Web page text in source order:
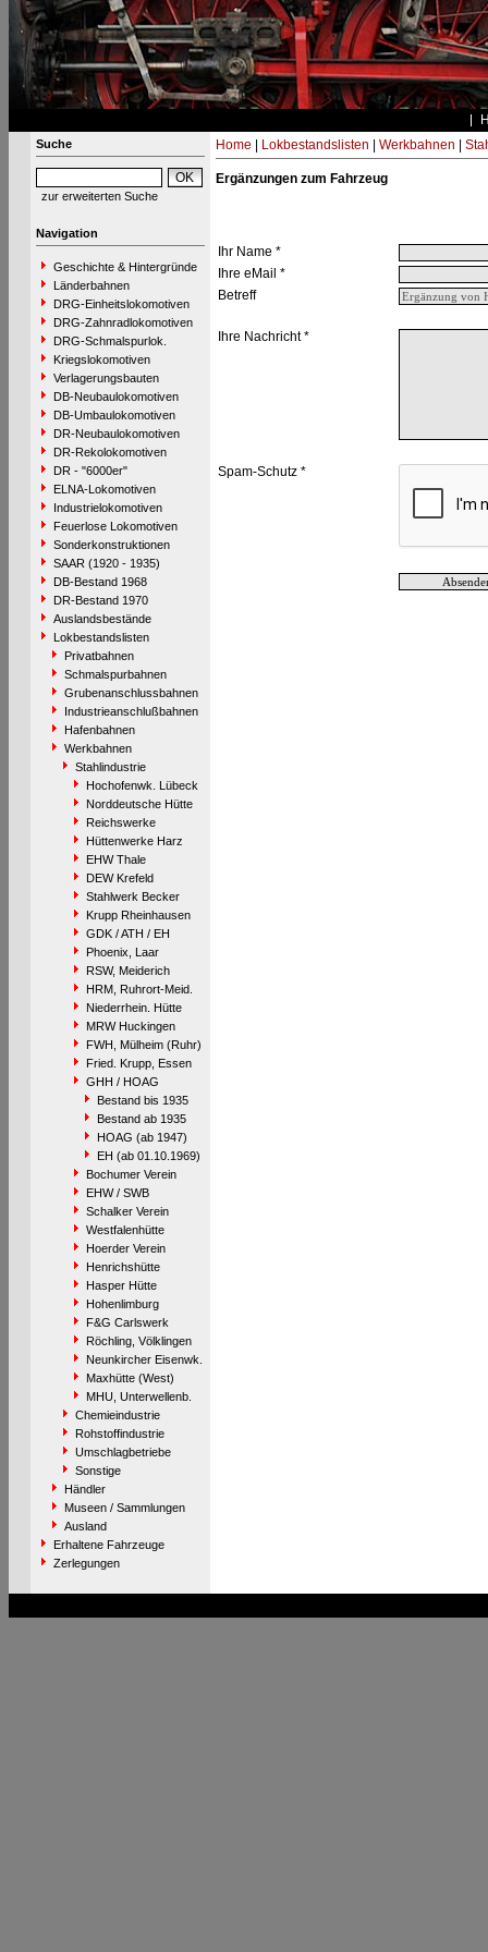
Suche
zur erweiterten Suche
Navigation
Geschichte & Hintergründe
Länderbahnen
DRG-Einheitslokomotiven
DRG-Zahnradlokomotiven
DRG-Schmalspurlok.
Kriegslokomotiven
Verlagerungsbauten
DB-Neubaulokomotiven
DB-Umbaulokomotiven
DR-Neubaulokomotiven
DR-Rekolokomotiven
DR - "6000er"
ELNA-Lokomotiven
Industrielokomotiven
Feuerlose Lokomotiven
Sonderkonstruktionen
SAAR (1920 - 1935)
DB-Bestand 1968
DR-Bestand 1970
Auslandsbestände
Lokbestandslisten
Privatbahnen
Schmalspurbahnen
Grubenanschlussbahnen
Industrieanschlußbahnen
Hafenbahnen
Werkbahnen
Stahlindustrie
Hochofenwk. Lübeck
Norddeutsche Hütte
Reichswerke
Hüttenwerke Harz
EHW Thale
DEW Krefeld
Stahlwerk Becker
Krupp Rheinhausen
GDK / ATH / EH
Phoenix, Laar
RSW, Meiderich
HRM, Ruhrort-Meid.
Niederrhein. Hütte
MRW Huckingen
FWH, Mülheim (Ruhr)
Fried. Krupp, Essen
GHH / HOAG
Bestand bis 1935
Bestand ab 1935
HOAG (ab 1947)
EH (ab 01.10.1969)
Bochumer Verein
EHW / SWB
Schalker Verein
Westfalenhütte
Hoerder Verein
Henrichshütte
Hasper Hütte
Hohenlimburg
F&G Carlswerk
Röchling, Völklingen
Neunkircher Eisenwk.
Maxhütte (West)
MHU, Unterwellenb.
Chemieindustrie
Rohstoffindustrie
Umschlagbetriebe
Sonstige
Händler
Museen / Sammlungen
Ausland
Erhaltene Fahrzeuge
Zerlegungen
Home Lokbestandslisten Werkbahnen
Ergänzungen zum Fahrzeug
Ihr Name *
Ihre eMail *
Betreff
Ihre Nachricht *
Spam-Schutz *